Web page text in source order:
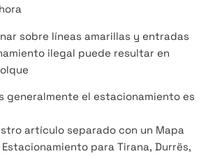
sobre líneas amarillas y entradas
ilegal puede resultar en
generalmente el estacionamiento es
artículo separado con un Mapa
para Tirana, Durrës,